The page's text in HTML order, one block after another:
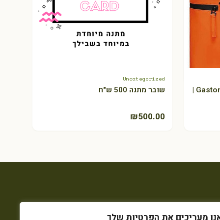
תיק גב Splash כתום – Gaston Luga |
+ Select amount
Uncategorized
שובר מתנה 500 ש"ח
₪500.00